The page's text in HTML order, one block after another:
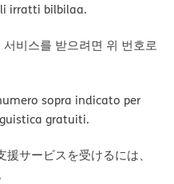
irratti bilbilaa.
비스를 받으려면 위 번호로
sopra indicato per
gratuiti.
援サービスを受けるには、